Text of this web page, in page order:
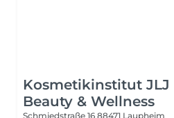
Kosmetikinstitut JLJ
Beauty & Wellness
Schmiedstraße 16 88471 Laupheim